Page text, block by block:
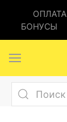
ОПЛАТА
БОНУСЫ